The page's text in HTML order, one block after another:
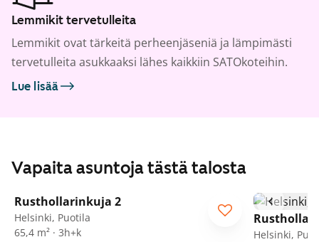
Lemmikit tervetulleita
Lemmikit ovat tärkeitä perheenjäseniä ja lämpimästi
tervetulleita asukkaaksi lähes kaikkiin SATOkoteihin.
Lue lisää
Vapaita asuntoja tästä talosta
/21
Rusthollarinkuja 2
Helsinki, Puotila
65,4 m² · 3h+k
Helsinki,